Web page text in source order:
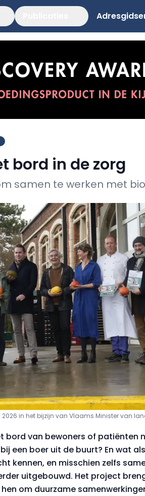
bord in de zorg
samen te werken met
in het bijzijn van Vlaams Minister van
bord van bewoners of patiënten
een boer uit de buurt? En wat
kennen, en misschien zelfs
uitgebouwd. Het project
om duurzame